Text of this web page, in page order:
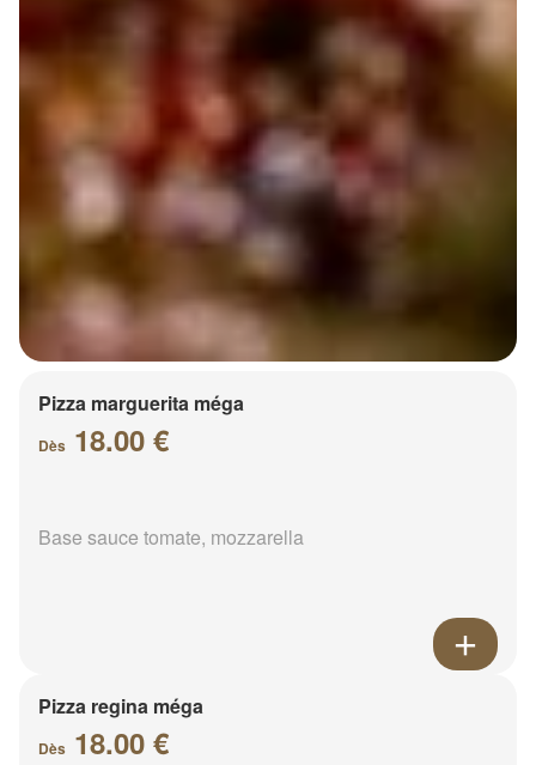
Pizza marguerita méga
Dès 18.00 €
Base sauce tomate, mozzarella
Pizza regina méga
Dès 18.00 €